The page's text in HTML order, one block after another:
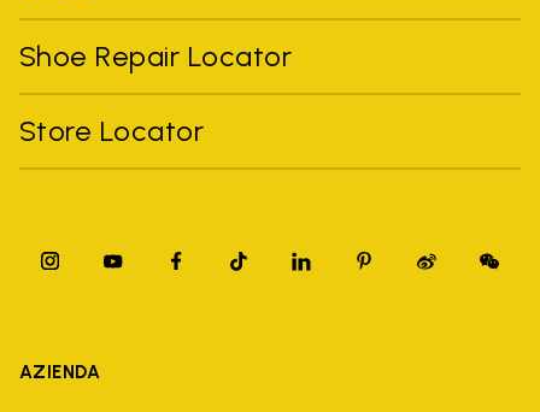
Shoe Repair Locator
Store Locator
AZIENDA